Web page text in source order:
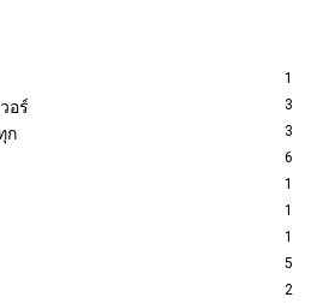
1
อร์ 3
ก 3
6
1
1
1
5
2